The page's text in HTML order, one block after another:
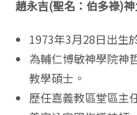
趙永吉(聖名：伯多祿)神
1973年3月28日出生
為輔仁博敏神學院神
教學碩士。
歷任嘉義教區堂區主